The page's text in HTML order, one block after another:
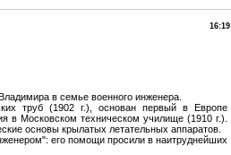
16:19
в семье военного инженера.
труб (1902 г.), основан первый в Европе
в Московском техническом училище (1910 г.).
основы крылатых летательных аппаратов.
его помощи просили в наитруднейших